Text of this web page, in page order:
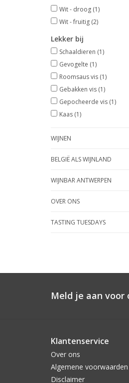
Wit - droog (1)
Wit - fruitig (2)
Lekker bij
Schaaldieren (1)
Gevogelte (1)
Roomsaus vis (1)
Gebakken vis (1)
Gepocheerde vis (1)
Kaas (1)
WIJNEN
BELGIË ALS WIJNLAND
WIJNBAR ANTWERPEN
OVER ONS
TASTING TUESDAYS
Meld je aan voor
Klantenservice
Over ons
Algemene voorwaarden
Disclaimer